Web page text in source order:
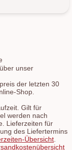
unser
der letzten 30
Shop.
Gilt für
werden nach
Lieferzeiten für
des Liefertermins
Übersicht